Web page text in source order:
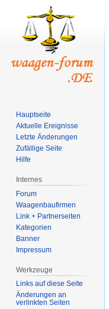
Hauptseite
Aktuelle Ereignisse
Letzte Änderungen
Zufällige Seite
Hilfe
Internes
Forum
Waagenbaufirmen
Link + Partnerseiten
Kategorien
Banner
Impressum
Werkzeuge
Links auf diese Seite
Änderungen an
verlinkten Seiten